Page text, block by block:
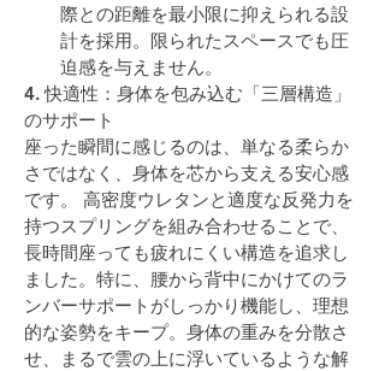
際との距離を最小限に抑えられる設
計を採用。限られたスペースでも圧
迫感を与えません。
4. 快適性：身体を包み込む「三層構造」
のサポート
座った瞬間に感じるのは、単なる柔らか
さではなく、身体を芯から支える安心感
です。 高密度ウレタンと適度な反発力を
持つスプリングを組み合わせることで、
長時間座っても疲れにくい構造を追求し
ました。特に、腰から背中にかけてのラ
ンバーサポートがしっかり機能し、理想
的な姿勢をキープ。身体の重みを分散さ
せ、まるで雲の上に浮いているような解